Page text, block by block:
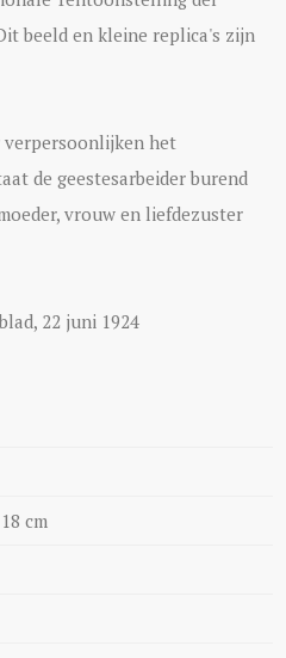
beeld en kleine replica's zijn
verpersoonlijken het
de geestesarbeider burend
vrouw en liefdezuster
de keten."
22 juni 1924
cm